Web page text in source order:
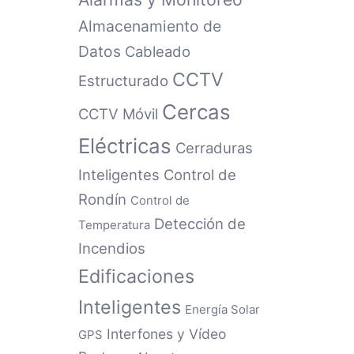
Almacenamiento de
Datos Cableado
Estructurado CCTV
CCTV Móvil Cercas
Eléctricas Cerraduras
Inteligentes Control de
Rondín Control de
Temperatura Detección de
Incendios
Edificaciones
Inteligentes Energía Solar
GPS Interfones y Vídeo